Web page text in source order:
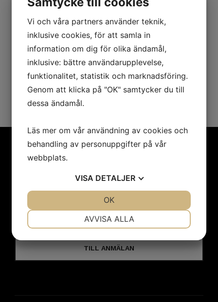
nyhetsbrev!
Registrera dig på vårt nyhetsbrev för att få de
senaste nyheterna.
TILL ANMÄLAN
Vi och våra partners använder teknik,
inklusive cookies, för att samla in
information om dig för olika ändamål,
inklusive: bättre användarupplevelse,
funktionalitet, statistik och marknadsföring.
Genom att klicka på "OK" samtycker du till
dessa ändamål.
Läs mer om vår användning av cookies och
behandling av personuppgifter på vår
webbplats.
VISA DETALJER
MARKNADSFÖRING STATISTIK
AVVISA ALLA
OK